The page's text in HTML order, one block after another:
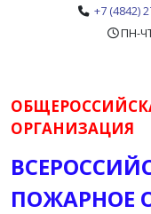
+7 (4842)
ПН-
ОРГАНИЗАЦИЯ
ПОЖАРНОЕ